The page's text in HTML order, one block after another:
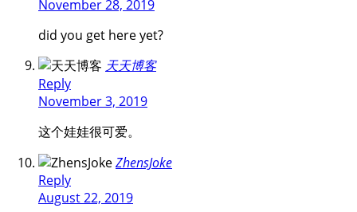
November 28, 2019
did you get here yet?
天天博客
Reply
November 3, 2019
这个娃娃很可爱。
ZhensJoke
Reply
August 22, 2019